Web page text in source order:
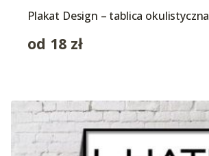
Plakat Design – tablica okulistyczna
od 18 zł